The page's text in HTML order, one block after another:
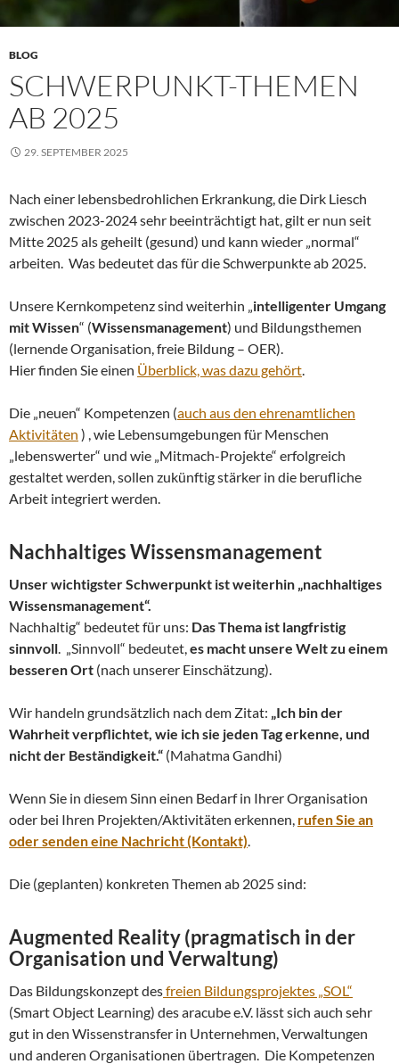
BLOG
SCHWERPUNKT-THEMEN
AB 2025
29. SEPTEMBER 2025
Nach einer lebensbedrohlichen Erkrankung, die Dirk Liesch
zwischen 2023-2024 sehr beeinträchtigt hat, gilt er nun seit
Mitte 2025 als geheilt (gesund) und kann wieder „normal“
arbeiten. Was bedeutet das für die Schwerpunkte ab 2025.
Unsere Kernkompetenz sind weiterhin „ intelligenter Umgang
mit Wissen“ (Wissensmanagement) und Bildungsthemen
(lernende Organisation, freie Bildung – OER).
Hier finden Sie einen Überblick, was dazu gehört
Die „neuen“ Kompetenzen (auch aus den ehrenamtlichen
Aktivitäten ) , wie Lebensumgebungen für Menschen
„lebenswerter“ und wie „Mitmach-Projekte“ erfolgreich
gestaltet werden, sollen zukünftig stärker in die berufliche
Arbeit integriert werden.
Nachhaltiges Wissensmanagement
Unser wichtigster Schwerpunkt ist weiterhin „nachhaltiges
Wissensmanagement“.
Nachhaltig“ bedeutet für uns: Das Thema ist langfristig
sinnvoll . „Sinnvoll“ bedeutet, es macht unsere Welt zu einem
besseren Ort (nach unserer Einschätzung).
Wir handeln grundsätzlich nach dem Zitat: „Ich bin der
Wahrheit verpflichtet, wie ich sie jeden Tag erkenne, und
nicht der Beständigkeit.“ (Mahatma Gandhi)
Wenn Sie in diesem Sinn einen Bedarf in Ihrer Organisation
oder bei Ihren Projekten/Aktivitäten erkennen, rufen Sie an
oder senden eine Nachricht (Kontakt)
Die (geplanten) konkreten Themen ab 2025 sind:
Augmented Reality (pragmatisch in der
Organisation und Verwaltung)
Das Bildungskonzept desfreien Bildungsprojektes „SOL“
(Smart Object Learning) des aracube e.V. lässt sich auch sehr
gut in den Wissenstransfer in Unternehmen, Verwaltungen
und anderen Organisationen übertragen. Die Kompetenzen